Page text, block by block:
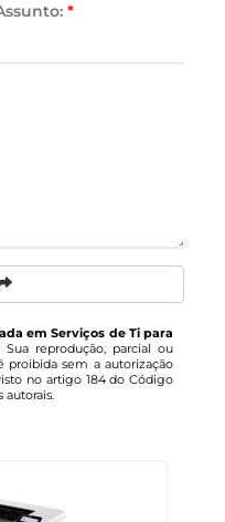
*
em Serviços de Ti para
reprodução, parcial ou
proibida sem a autorização
no artigo 184 do Código
autorais.